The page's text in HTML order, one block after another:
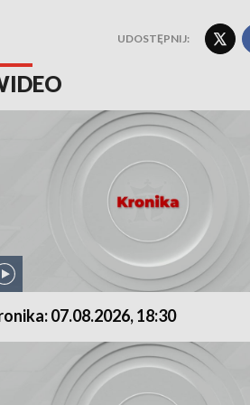
UDOSTĘPNIJ:
07.08.2026, 18:30